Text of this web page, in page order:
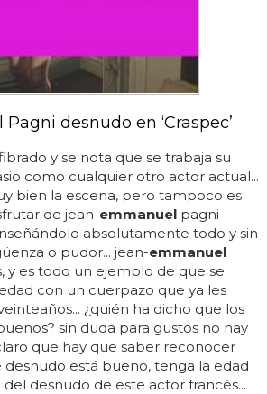
desnudo en ‘Craspec’
y se nota que se trabaja su
como cualquier otro actor actual...
bien la escena, pero tampoco es
de jean-emmanuel pagni
absolutamente todo y sin
o pudor... jean-emmanuel
y es todo un ejemplo de que se
con un cuerpazo que ya les
¿quién ha dicho que los
sin duda para gustos no hay
que hay que saber reconocer
está bueno, tenga la edad
desnudo de este actor francés...